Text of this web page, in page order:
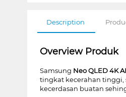
Description
Overview Produk
Samsung Neo QLED 4K
tingkat kecerahan tinggi,
kecerdasan buatan